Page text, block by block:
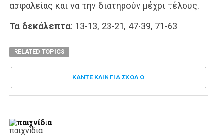
ασφαλείας και να την διατηρούν μέχρι τέλους.
Τα δεκάλεπτα: 13-13, 23-21, 47-39, 71-63
RELATED TOPICS
ΚΑΝΤΕ ΚΛΊΚ ΓΙΑ ΣΧΌΛΙΟ
παιχνίδια